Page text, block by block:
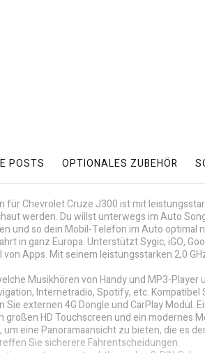
POSTS OPTIONALES ZUBEHÖR
für Chevrolet Cruze J300 ist mit
werden. Du willst unterwegs im Auto
und so dein Mobil-Telefon im Auto optimal
in ganz Europa. Unterstützt Sygic, iGO,
Apps. Mit seinem leistungsstarken 2,0
Musikhören von Handy und MP3-
Internetradio, Spotify, etc.
externen 4G Dongle und CarPlay
großen HD Touchscreen und ein
eine Panoramaansicht zu bieten, die es
Sie sicherere Fahrentscheidungen.